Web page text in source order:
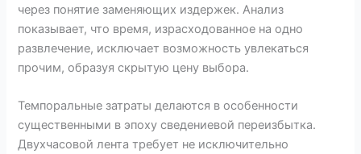
через понятие заменяющих издержек. Анализ
показывает, что время, израсходованное на одно
развлечение, исключает возможность увлекаться
прочим, образуя скрытую цену выбора.
Темпоральные затраты делаются в особенности
существенными в эпоху сведениевой переизбытка.
Двухчасовой лента требует не исключительно